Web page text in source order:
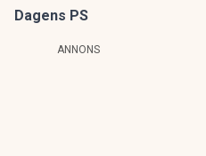
Dagens PS
ANNONS